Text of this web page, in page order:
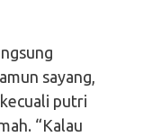
sayang,
putri
“Kalau